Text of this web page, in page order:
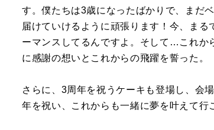
す。僕たちは3歳になったばかりで、まだ
届けていけるように頑張ります！今、ま
ーマンスしてるんですよ。そして…これか
に感謝の想いとこれからの飛躍を誓った。
さらに、3周年を祝うケーキも登場し、会
年を祝い、これからも一緒に夢を叶えて行